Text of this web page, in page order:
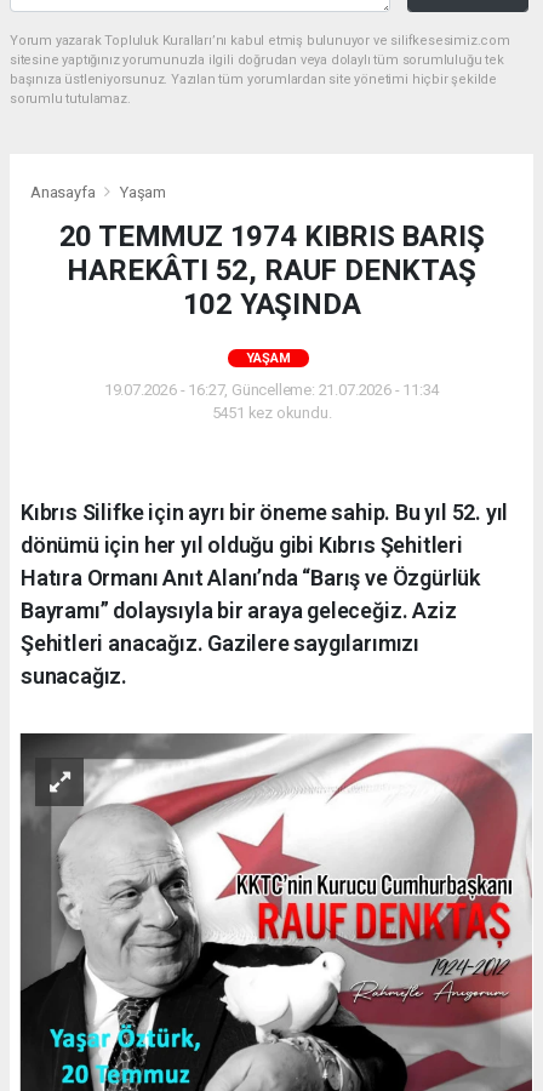
Yorum yazarak Topluluk Kuralları’nı kabul etmiş bulunuyor ve silifkesesimiz.com
sitesine yaptığınız yorumunuzla ilgili doğrudan veya dolaylı tüm sorumluluğu tek
başınıza üstleniyorsunuz. Yazılan tüm yorumlardan site yönetimi hiçbir şekilde
sorumlu tutulamaz.
Anasayfa Yaşam
20 TEMMUZ 1974 KIBRIS BARIŞ
HAREKÂTI 52, RAUF DENKTAŞ
102 YAŞINDA
YAŞAM
19.07.2026 - 16:27, Güncelleme: 21.07.2026 - 11:34
5451 kez okundu.
Kıbrıs Silifke için ayrı bir öneme sahip. Bu yıl 52. yıl
dönümü için her yıl olduğu gibi Kıbrıs Şehitleri
Hatıra Ormanı Anıt Alanı’nda “Barış ve Özgürlük
Bayramı” dolaysıyla bir araya geleceğiz. Aziz
Şehitleri anacağız. Gazilere saygılarımızı
sunacağız.